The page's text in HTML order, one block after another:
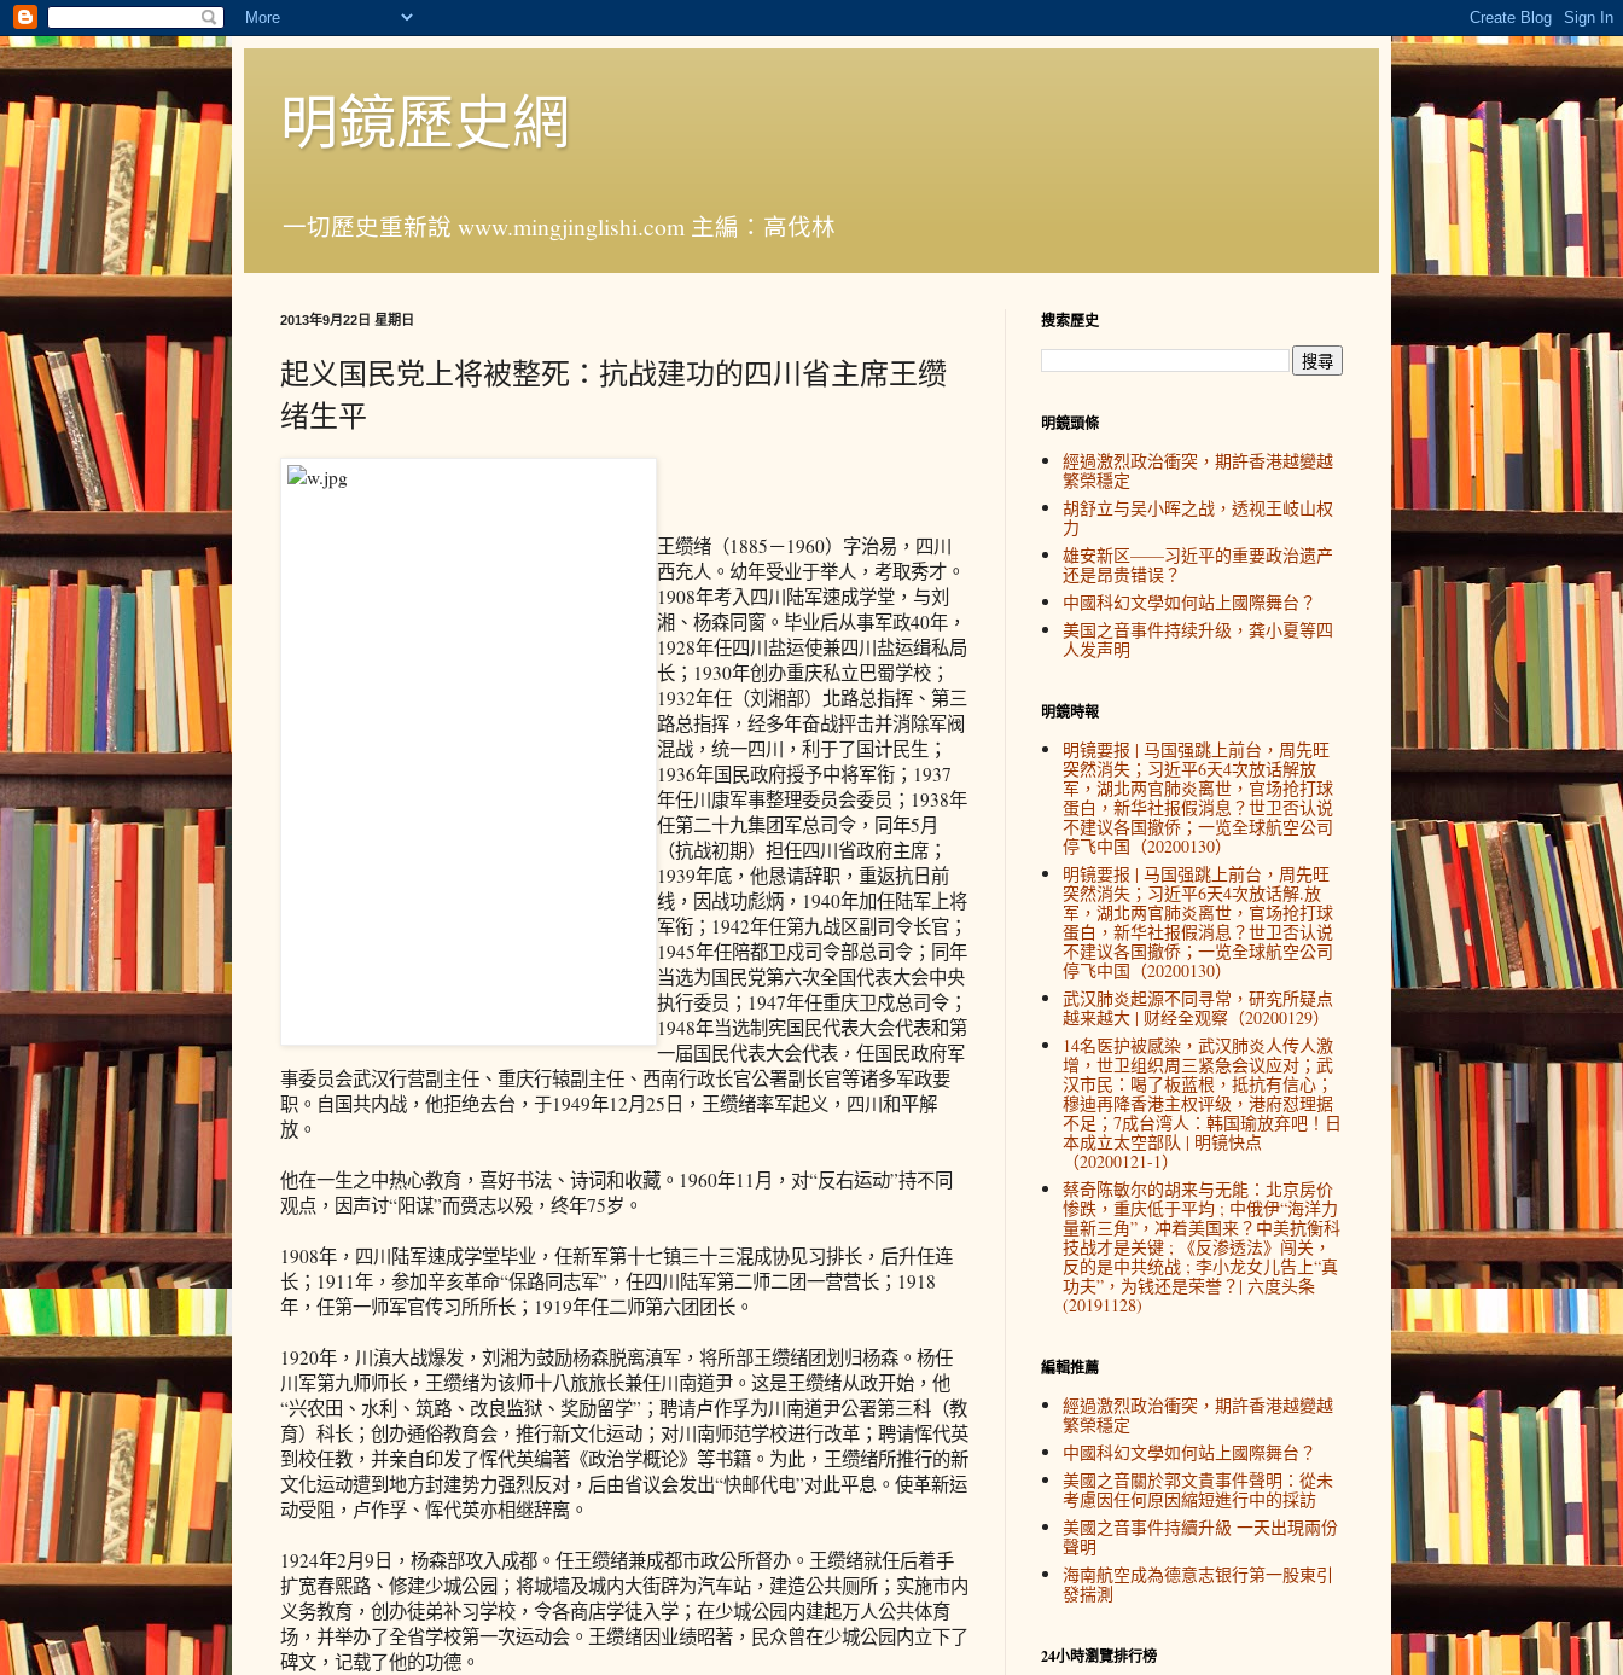
明鏡歷史網
一切歷史重新說 www.mingjinglishi.com 主編：高伐林
2013年9月22日 星期日
起义国民党上将被整死：抗战建功的四川省主席王缵
绪生平
王缵绪（1885－1960）字治易，四川
西充人。幼年受业于举人，考取秀才。
1908年考入四川陆军速成学堂，与刘
湘、杨森同窗。毕业后从事军政40年，
1928年任四川盐运使兼四川盐运缉私局
长；1930年创办重庆私立巴蜀学校；
1932年任（刘湘部）北路总指挥、第三
路总指挥，经多年奋战抨击并消除军阀
混战，统一四川，利于了国计民生；
1936年国民政府授予中将军衔；1937
年任川康军事整理委员会委员；1938年
任第二十九集团军总司令，同年5月
（抗战初期）担任四川省政府主席；
1939年底，他恳请辞职，重返抗日前
线，因战功彪炳，1940年加任陆军上将
军衔；1942年任第九战区副司令长官；
1945年任陪都卫戍司令部总司令；同年
当选为国民党第六次全国代表大会中央
执行委员；1947年任重庆卫戍总司令；
1948年当选制宪国民代表大会代表和第
一届国民代表大会代表，任国民政府军
事委员会武汉行营副主任、重庆行辕副主任、西南行政长官公署副长官等诸多军政要
职。自国共内战，他拒绝去台，于1949年12月25日，王缵绪率军起义，四川和平解
放。
他在一生之中热心教育，喜好书法、诗词和收藏。1960年11月，对“反右运动”持不同
观点，因声讨“阳谋”而赍志以殁，终年75岁。
1908年，四川陆军速成学堂毕业，任新军第十七镇三十三混成协见习排长，后升任连
长；1911年，参加辛亥革命“保路同志军”，任四川陆军第二师二团一营营长；1918
年，任第一师军官传习所所长；1919年任二师第六团团长。
1920年，川滇大战爆发，刘湘为鼓励杨森脱离滇军，将所部王缵绪团划归杨森。杨任
川军第九师师长，王缵绪为该师十八旅旅长兼任川南道尹。这是王缵绪从政开始，他
“兴农田、水利、筑路、改良监狱、奖励留学”；聘请卢作孚为川南道尹公署第三科（教
育）科长；创办通俗教育会，推行新文化运动；对川南师范学校进行改革；聘请恽代英
到校任教，并亲自印发了恽代英编著《政治学概论》等书籍。为此，王缵绪所推行的新
文化运动遭到地方封建势力强烈反对，后由省议会发出“快邮代电”对此平息。使革新运
动受阻，卢作孚、恽代英亦相继辞离。
1924年2月9日，杨森部攻入成都。任王缵绪兼成都市政公所督办。王缵绪就任后着手
扩宽春熙路、修建少城公园；将城墙及城内大街辟为汽车站，建造公共厕所；实施市内
义务教育，创办徒弟补习学校，令各商店学徒入学；在少城公园内建起万人公共体育
场，并举办了全省学校第一次运动会。王缵绪因业绩昭著，民众曾在少城公园内立下了
碑文，记载了他的功德。
搜索歷史
明鏡頭條
經過激烈政治衝突，期許香港越變越
繁榮穩定
胡舒立与吴小晖之战，透视王岐山权
力
雄安新区——习近平的重要政治遗产
还是昂贵错误？
中國科幻文學如何站上國際舞台？
美国之音事件持续升级，龚小夏等四
人发声明
明鏡時報
明镜要报 | 马国强跳上前台，周先旺
突然消失；习近平6天4次放话解放
军，湖北两官肺炎离世，官场抢打球
蛋白，新华社报假消息？世卫否认说
不建议各国撤侨；一览全球航空公司
停飞中国（20200130）
明镜要报 | 马国强跳上前台，周先旺
突然消失；习近平6天4次放话解.放
军，湖北两官肺炎离世，官场抢打球
蛋白，新华社报假消息？世卫否认说
不建议各国撤侨；一览全球航空公司
停飞中国（20200130）
武汉肺炎起源不同寻常，研究所疑点
越来越大 | 财经全观察（20200129）
14名医护被感染，武汉肺炎人传人激
增，世卫组织周三紧急会议应对；武
汉市民：喝了板蓝根，抵抗有信心；
穆迪再降香港主权评级，港府怼理据
不足；7成台湾人：韩国瑜放弃吧！日
本成立太空部队 | 明镜快点
（20200121-1）
蔡奇陈敏尔的胡来与无能：北京房价
惨跌，重庆低于平均 ; 中俄伊“海洋力
量新三角”，冲着美国来？中美抗衡科
技战才是关键 ; 《反渗透法》闯关，
反的是中共统战 ; 李小龙女儿告上“真
功夫”，为钱还是荣誉？| 六度头条
(20191128)
編輯推薦
經過激烈政治衝突，期許香港越變越
繁榮穩定
中國科幻文學如何站上國際舞台？
美國之音關於郭文貴事件聲明：從未
考慮因任何原因縮短進行中的採訪
美國之音事件持續升級 一天出現兩份
聲明
海南航空成為德意志银行第一股東引
發揣測
24小時瀏覽排行榜